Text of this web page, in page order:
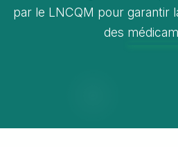
par le LNCQM pour garantir
des